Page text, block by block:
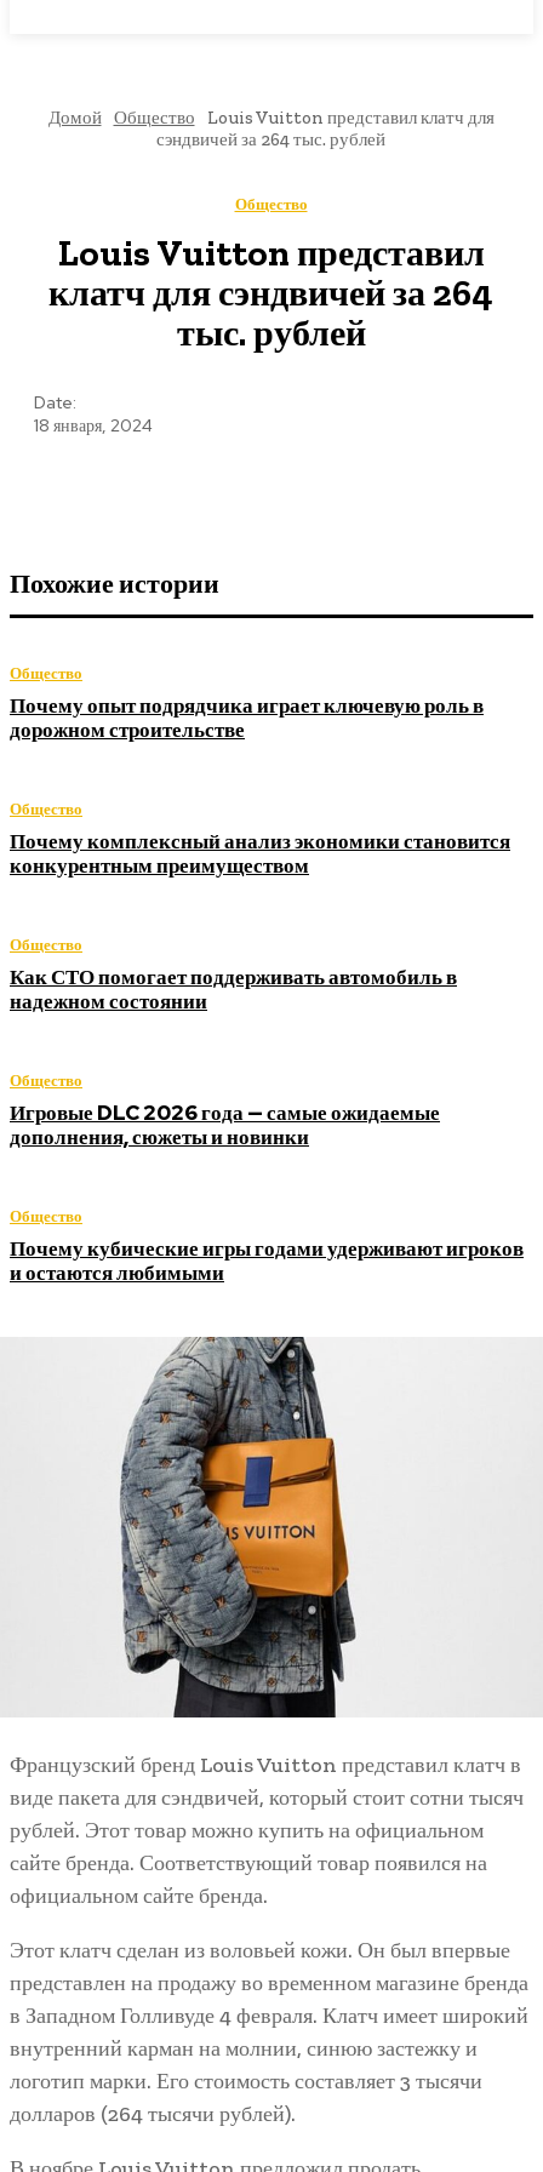
Домой Общество
Louis Vuitton представил клатч для
сэндвичей за 264 тыс. рублей
Общество
Louis Vuitton представил
клатч для сэндвичей за 264
тыс. рублей
Date:
18 января, 2024
Похожие истории
Общество
Почему опыт подрядчика играет ключевую роль в
дорожном строительстве
Общество
Почему комплексный анализ экономики становится
конкурентным преимуществом
Общество
Как СТО помогает поддерживать автомобиль в
надежном состоянии
Общество
Игровые DLC 2026 года — самые ожидаемые
дополнения, сюжеты и новинки
Общество
Почему кубические игры годами удерживают игроков
и остаются любимыми
Французский бренд Louis Vuitton представил клатч в
виде пакета для сэндвичей, который стоит сотни тысяч
рублей. Этот товар можно купить на официальном
сайте бренда. Соответствующий товар появился на
официальном сайте бренда.
Этот клатч сделан из воловьей кожи. Он был впервые
представлен на продажу во временном магазине бренда
в Западном Голливуде 4 февраля. Клатч имеет широкий
внутренний карман на молнии, синюю застежку и
логотип марки. Его стоимость составляет 3 тысячи
долларов (264 тысячи рублей).